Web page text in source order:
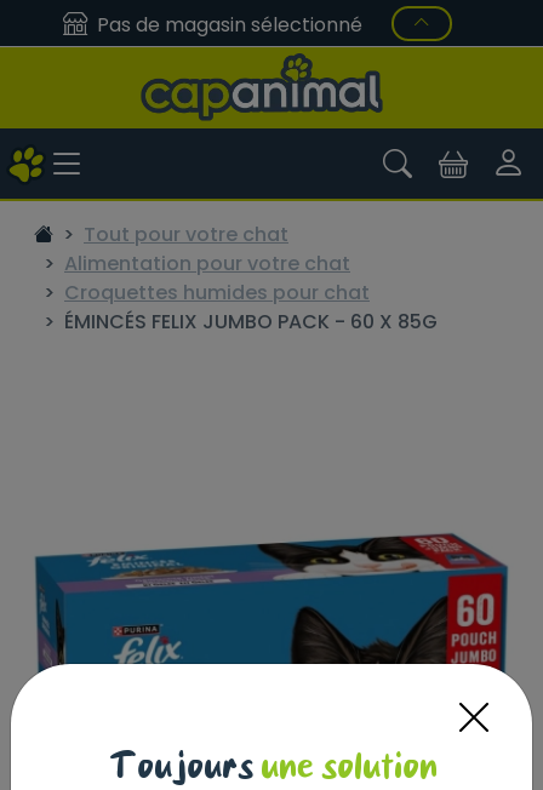
Pas de magasin sélectionné
Tout pour votre chat
Alimentation pour votre chat
Croquettes humides pour chat
ÉMINCÉS FELIX JUMBO PACK - 60 X 85G
Toujours une solution